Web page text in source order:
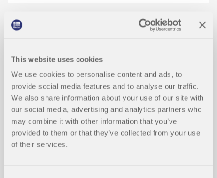
This website uses cookies
We use cookies to personalise content and ads, to
provide social media features and to analyse our traffic.
We also share information about your use of our site with
our social media, advertising and analytics partners who
may combine it with other information that you’ve
provided to them or that they’ve collected from your use
of their services.
Typ prvku "Buckling-Restrained Brace" (BRB) je
nyní k dispozici v programu RFEM. Vzpěru
betonem vyplněným pouzdrem, obvykle
Kromě toho lze v addonu Posouzení ocelových
konstrukcí provést posouzení podle AISC 341-22
[1].
Přečíst si více
Funkce programů
Grafické zobrazení klasifikace průřez
ů
NOVÉ